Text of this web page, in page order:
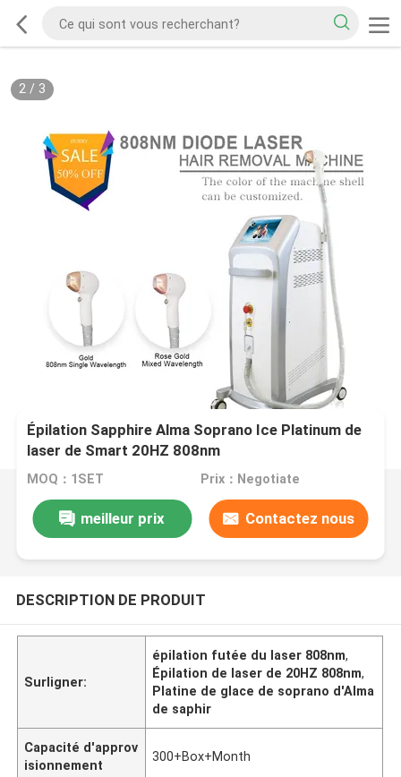
2/ 3
Épilation Sapphire Alma Soprano Ice Platinum de
laser de Smart 20HZ 808nm
MOQ：1SET Prix：Negotiate
meilleur prix Contactez nous
DESCRIPTION DE PRODUIT
Surligner:
épilation futée du laser 808nm,
Épilation de laser de 20HZ 808nm,
Platine de glace de soprano d'Alma
de saphir
Capacité d'approv
isionnement
300+Box+Month